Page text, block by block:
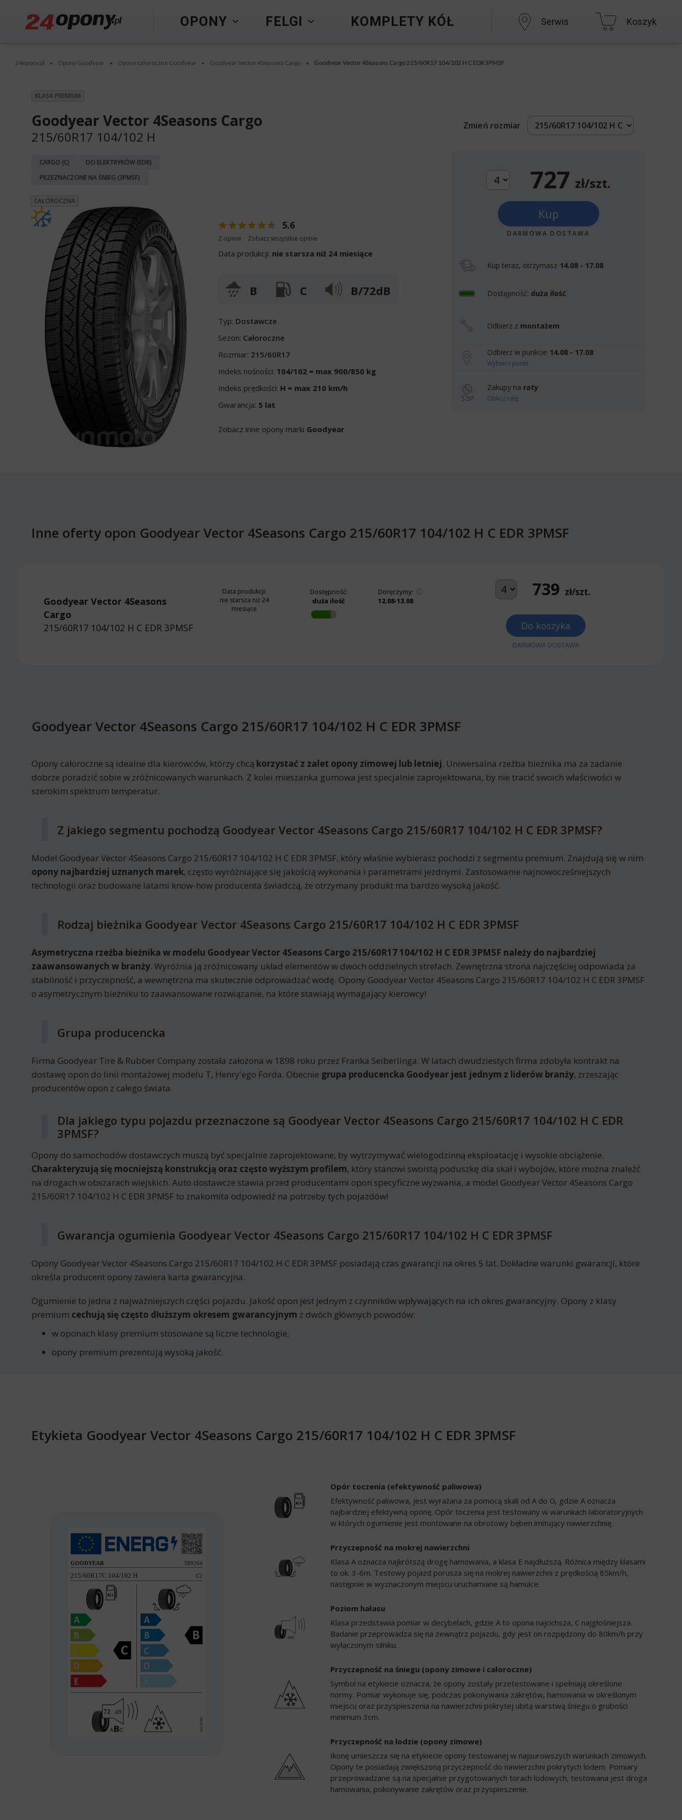
OPONY FELGI KOMPLETY KÓŁ Serwis Koszyk
24opony.pl • Opony Goodyear • Opony całoroczne Goodyear • Goodyear Vector 4Seasons Cargo • Goodyear Vector 4Seasons Cargo 215/60R17 104/102 H C EDR 3PMSF
KLASA PREMIUM
Goodyear Vector 4Seasons Cargo
215/60R17 104/102 H
CARGO (C)
DO ELEKTRYKÓW (EDR)
PRZEZNACZONE NA ŚNIEG (3PMSF)
CAŁOROCZNA
5.6
2 opinie Zobacz wszystkie opinie
Data produkcji: nie starsza niż 24 miesiące
B C B/72dB
Typ: Dostawcze
Sezon: Całoroczne
Rozmiar: 215/60R17
Indeks nośności: 104/102 = max 900/850 kg
Indeks prędkości: H = max 210 km/h
Gwarancja: 5 lat
Zobacz inne opony marki Goodyear
Zmień rozmiar
727 zł/szt.
Kup
DARMOWA DOSTAWA
Kup teraz, otrzymasz 14.08 - 17.08
Dostępność: duża ilość
Odbierz z montażem
Odbierz w punkcie 14.08 - 17.08
Wybierz punkt
Zakupy na raty
Oblicz ratę
Inne oferty opon Goodyear Vector 4Seasons Cargo 215/60R17 104/102 H C EDR 3PMSF
Goodyear Vector 4Seasons
Cargo
215/60R17 104/102 H C EDR 3PMSF
Data produkcji:
nie starsza niż 24
miesiące
Dostępność:
duża ilość
Doręczymy:
12.08-13.08
739 zł/szt.
Do koszyka
DARMOWA DOSTAWA
Goodyear Vector 4Seasons Cargo 215/60R17 104/102 H C EDR 3PMSF
Opony całoroczne są idealne dla kierowców, którzy chcą korzystać z zalet opony zimowej lub letniej. Uniwersalna rzeźba bieżnika ma za zadanie
dobrze poradzić sobie w zróżnicowanych warunkach. Z kolei mieszanka gumowa jest specjalnie zaprojektowana, by nie tracić swoich właściwości w
szerokim spektrum temperatur.
Z jakiego segmentu pochodzą Goodyear Vector 4Seasons Cargo 215/60R17 104/102 H C EDR 3PMSF?
Model Goodyear Vector 4Seasons Cargo 215/60R17 104/102 H C EDR 3PMSF, który właśnie wybierasz pochodzi z segmentu premium. Znajdują się w nim
opony najbardziej uznanych marek, często wyróżniające się jakością wykonania i parametrami jezdnymi. Zastosowanie najnowocześniejszych
technologii oraz budowane latami know-how producenta świadczą, że otrzymany produkt ma bardzo wysoką jakość.
Rodzaj bieżnika Goodyear Vector 4Seasons Cargo 215/60R17 104/102 H C EDR 3PMSF
Asymetryczna rzeźba bieżnika w modelu Goodyear Vector 4Seasons Cargo 215/60R17 104/102 H C EDR 3PMSF należy do najbardziej
zaawansowanych w branży. Wyróżnia ją zróżnicowany układ elementów w dwóch oddzielnych strefach. Zewnętrzna strona najczęściej odpowiada za
stabilność i przyczepność, a wewnętrzna ma skutecznie odprowadzać wodę. Opony Goodyear Vector 4Seasons Cargo 215/60R17 104/102 H C EDR 3PMSF
o asymetrycznym bieżniku to zaawansowane rozwiązanie, na które stawiają wymagający kierowcy!
Grupa producencka
Firma Goodyear Tire & Rubber Company została założona w 1898 roku przez Franka Seiberlinga. W latach dwudziestych firma zdobyła kontrakt na
dostawę opon do linii montażowej modelu T, Henry'ego Forda. Obecnie grupa producencka Goodyear jest jednym z liderów branży, zrzeszając
producentów opon z całego świata.
Dla jakiego typu pojazdu przeznaczone są Goodyear Vector 4Seasons Cargo 215/60R17 104/102 H C EDR
3PMSF?
Opony do samochodów dostawczych muszą być specjalnie zaprojektowane, by wytrzymywać wielogodzinną eksploatację i wysokie obciążenie.
Charakteryzują się mocniejszą konstrukcją oraz często wyższym profilem, który stanowi swoistą poduszkę dla skał i wybojów, które można znaleźć
na drogach w obszarach wiejskich. Auto dostawcze stawia przed producentami opon specyficzne wyzwania, a model Goodyear Vector 4Seasons Cargo
215/60R17 104/102 H C EDR 3PMSF to znakomita odpowiedź na potrzeby tych pojazdów!
Gwarancja ogumienia Goodyear Vector 4Seasons Cargo 215/60R17 104/102 H C EDR 3PMSF
Opony Goodyear Vector 4Seasons Cargo 215/60R17 104/102 H C EDR 3PMSF posiadają czas gwarancji na okres 5 lat. Dokładne warunki gwarancji, które
określa producent opony zawiera karta gwarancyjna.
Ogumienie to jedna z najważniejszych części pojazdu. Jakość opon jest jednym z czynników wpływających na ich okres gwarancyjny. Opony z klasy
premium cechują się często dłuższym okresem gwarancyjnym z dwóch głównych powodów:
w oponach klasy premium stosowane są liczne technologie,
opony premium prezentują wysoką jakość.
Etykieta Goodyear Vector 4Seasons Cargo 215/60R17 104/102 H C EDR 3PMSF
Opór toczenia (efektywność paliwowa)
Efektywność paliwowa, jest wyrażana za pomocą skali od A do G, gdzie A oznacza
najbardziej efektywną oponę. Opór toczenia jest testowany w warunkach laboratoryjnych
w których ogumienie jest montowane na obrotowy bęben imitujący nawierzchnię.
Przyczepność na mokrej nawierzchni
Klasa A oznacza najkrótszą drogę hamowania, a klasa E najdłuższą. Różnica między klasami
to ok. 3-6m. Testowy pojazd porusza się na mokrej nawierzchni z prędkością 85km/h,
następnie w wyznaczonym miejscu uruchamiane są hamulce.
Poziom hałasu
Klasa przedstawia pomiar w decybelach, gdzie A to opona najcichsza, C najgłośniejsza.
Badanie przeprowadza się na zewnątrz pojazdu, gdy jest on rozpędzony do 80km/h przy
wyłączonym silniku.
Przyczepność na śniegu (opony zimowe i całoroczne)
Symbol na etykiecie oznacza, że opony zostały przetestowane i spełniają określone
normy. Pomiar wykonuje się, podczas pokonywania zakrętów, hamowania w określonym
miejscu oraz przyspieszenia na nawierzchni pokrytej ubitą warstwą śniegu o grubości
minimum 3cm.
Przyczepność na lodzie (opony zimowe)
Ikonę umieszcza się na etykiecie opony testowanej w najsurowszych warunkach zimowych.
Opony te posiadają zwiększoną przyczepność do nawierzchni pokrytych lodem. Pomiary
przeprowadzane są na specjalnie przygotowanych torach lodowych, testowana jest droga
hamowania, pokonywanie zakrętów oraz przyspieszenie.